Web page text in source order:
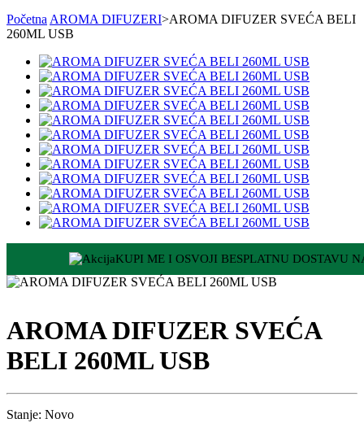
Početna AROMA DIFUZERI>AROMA DIFUZER SVEĆA BELI
260ML USB
KUPI ME I OSVOJI BESPLATNU DOSTAVU
AROMA DIFUZER SVEĆA
BELI 260ML USB
Stanje: Novo